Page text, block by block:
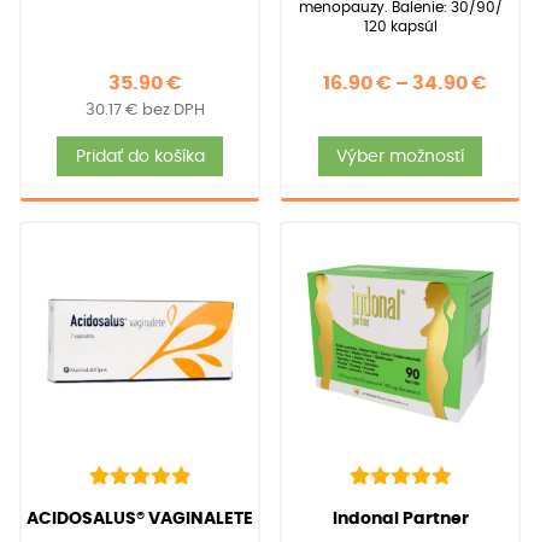
35.90€
30.17 € bez DPH
Pridať do košíka
menopauzy. Balenie: 30/90/
120 kapsúl
16.90€ – 34.90€
Výber možností
má
si
4.95
(22recenzií zákazníkov)
ACIDOSALUS® VAGINALETE
5.00
recenzií zákazníkov)
Indonal Partner